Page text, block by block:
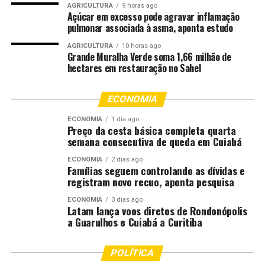
definiram prazo para a escolha da forma de reparação e
início dos procedimentos.
“O caso demonstra como o SAI Virtual
permite resolver conflitos de forma
reduzindo o tempo entre o registro da
ocorrência e a formalização do acordo”,
avalia a diretora do Departamento de
Apoio aos Juizados Especiais (Daje),
O SAI Virtual está em funcionamento
Várzea Grande e Rondonópolis. A
ferramenta permite que os envolvidos em
participem da audiência de conciliação
AGRICULTURA 9 horas ago
Açúcar em excesso pode agravar inflamação
pulmonar associada à asma, aponta estudo
AGRICULTURA 10 horas ago
Grande Muralha Verde soma 1,66 milhão de
hectares em restauração no Sahel
ECONOMIA
ECONOMIA 1 dia ago
Preço da cesta básica completa quarta
semana consecutiva de queda em Cuiabá
ECONOMIA 2 dias ago
Famílias seguem controlando as dívidas e
registram novo recuo, aponta pesquisa
ECONOMIA 3 dias ago
Latam lança voos diretos de Rondonópolis
a Guarulhos e Cuiabá a Curitiba
POLÍTICA